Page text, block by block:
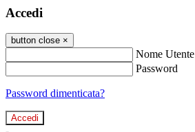
Accedi
button close ×
Nome Utente
Password
Password dimenticata?